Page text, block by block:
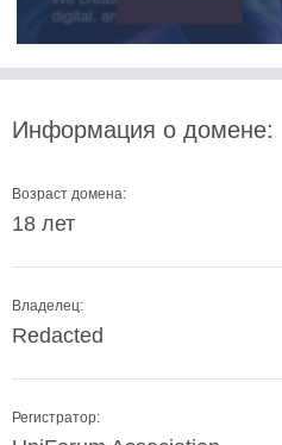
Информация о домене:
Возраст домена:
18 лет
Владелец:
Redacted
Регистратор: